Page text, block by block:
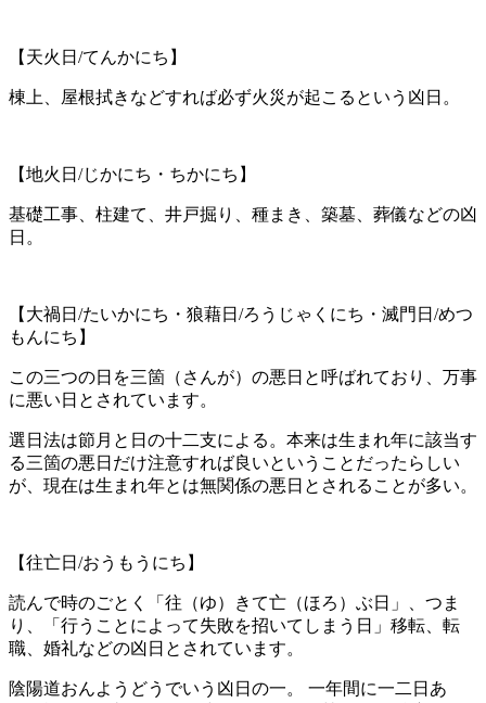
【天火日/てんかにち】
棟上、屋根拭きなどすれば必ず火災が起こるという凶日。
【地火日/じかにち・ちかにち】
基礎工事、柱建て、井戸掘り、種まき、築墓、葬儀などの凶
日。
【大禍日/たいかにち・狼藉日/ろうじゃくにち・滅門日/めつ
もんにち】
この三つの日を三箇（さんが）の悪日と呼ばれており、万事
に悪い日とされています。
選日法は節月と日の十二支による。本来は生まれ年に該当す
る三箇の悪日だけ注意すれば良いということだったらしい
が、現在は生まれ年とは無関係の悪日とされることが多い。
【往亡日/おうもうにち】
読んで時のごとく「往（ゆ）きて亡（ほろ）ぶ日」、つま
り、「行うことによって失敗を招いてしまう日」移転、転
職、婚礼などの凶日とされています。
陰陽道おんようどうでいう凶日の一。 一年間に一二日あ